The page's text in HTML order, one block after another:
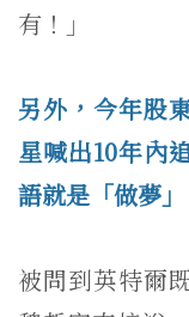
有！」
另外，今年股
星喊出10年內
語就是「做夢」
被問到英特爾